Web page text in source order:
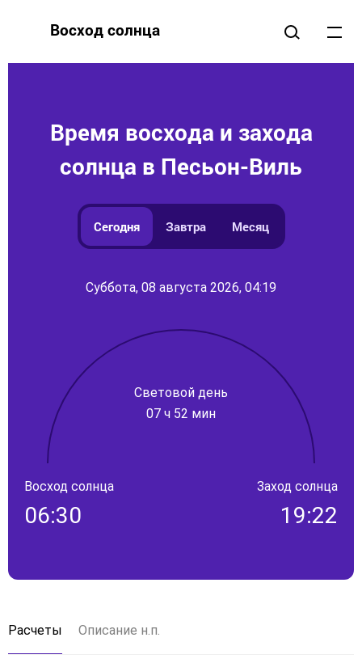
Восход солнца
Время восхода и захода
солнца в Песьон-Виль
Сегодня Завтра Месяц
Суббота, 08 августа 2026, 04:19
Световой день
07 ч 52 мин
Восход солнца
06:30
Заход солнца
19:22
Расчеты Описание н.п.